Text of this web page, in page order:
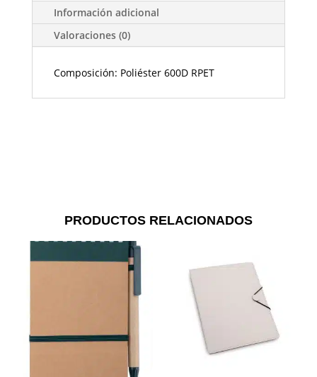
Información adicional
Valoraciones (0)
Composición: Poliéster 600D RPET
PRODUCTOS RELACIONADOS